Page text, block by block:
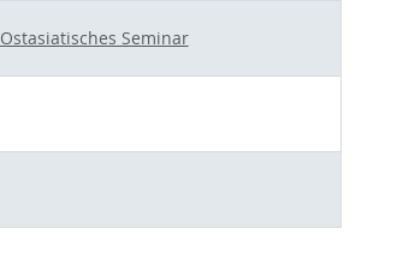
Ostasiatisches Seminar